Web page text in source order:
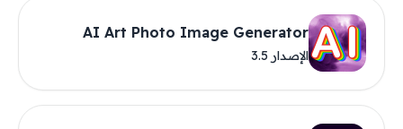
AI Art Photo Image Generator
الإصدار 3.5